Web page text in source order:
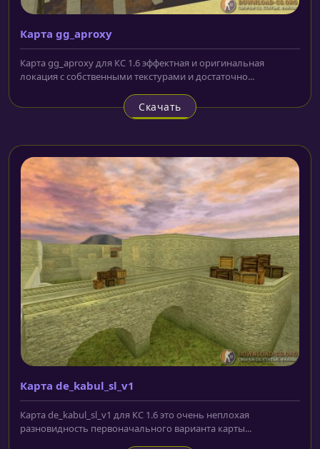
Карта gg_aproxy
Карта gg_aproxy для КС 1.6 эффектная и оригинальная
локация с собственными текстурами и достаточно...
Скачать
Карта de_kabul_sl_v1
Карта de_kabul_sl_v1 для КС 1.6 это очень неплохая
разновидность первоначального варианта карты...